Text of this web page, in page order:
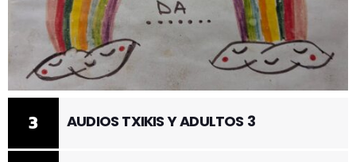
3 AUDIOS TXIKIS Y ADULTOS 3